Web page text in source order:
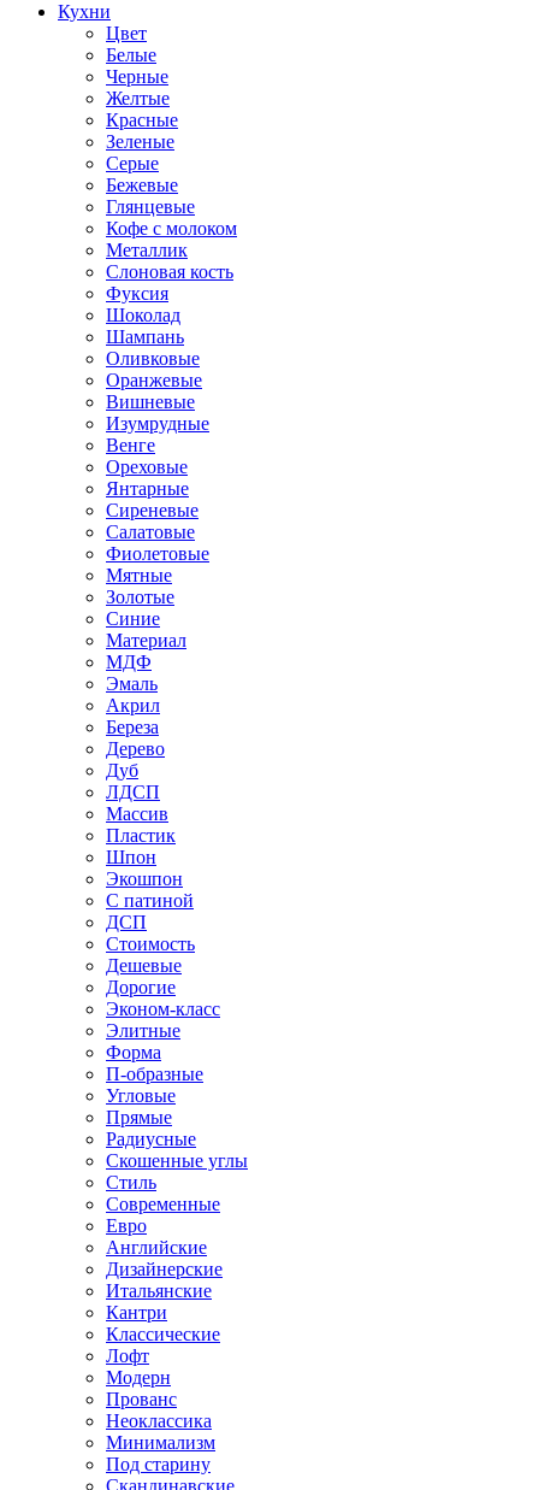
Кухни
Цвет
Белые
Черные
Желтые
Красные
Зеленые
Серые
Бежевые
Глянцевые
Кофе с молоком
Металлик
Слоновая кость
Фуксия
Шоколад
Шампань
Оливковые
Оранжевые
Вишневые
Изумрудные
Венге
Ореховые
Янтарные
Сиреневые
Салатовые
Фиолетовые
Мятные
Золотые
Синие
Материал
МДФ
Эмаль
Акрил
Береза
Дерево
Дуб
ЛДСП
Массив
Пластик
Шпон
Экошпон
С патиной
ДСП
Стоимость
Дешевые
Дорогие
Эконом-класс
Элитные
Форма
П-образные
Угловые
Прямые
Радиусные
Скошенные углы
Стиль
Современные
Евро
Английские
Дизайнерские
Итальянские
Кантри
Классические
Лофт
Модерн
Прованс
Неоклассика
Минимализм
Под старину
Скандинавские